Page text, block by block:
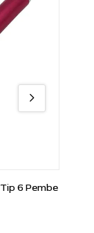
Microblading Kalemi Çift Taraflı Tip 6 Pembe